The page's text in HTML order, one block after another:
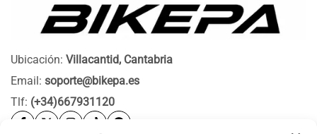
Ubicación: Villacantid, Cantabria
Email: soporte@bikepa.es
Tlf: (+34)667931120